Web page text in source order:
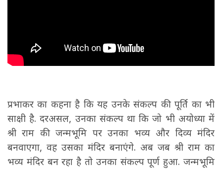
प्रभाकर का कहना है कि यह उनके संकल्प की पूर्ति का भी
साक्षी है. दरअसल, उनका संकल्प था कि जो भी अयोध्या में
श्री राम की जन्मभूमि पर उनका भव्य और दिव्य मंदिर
बनवाएगा, वह उसका मंदिर बनाएंगे. अब जब श्री राम का
भव्य मंदिर बन रहा है तो उनका संकल्प पूर्ण हुआ. जन्मभूमि